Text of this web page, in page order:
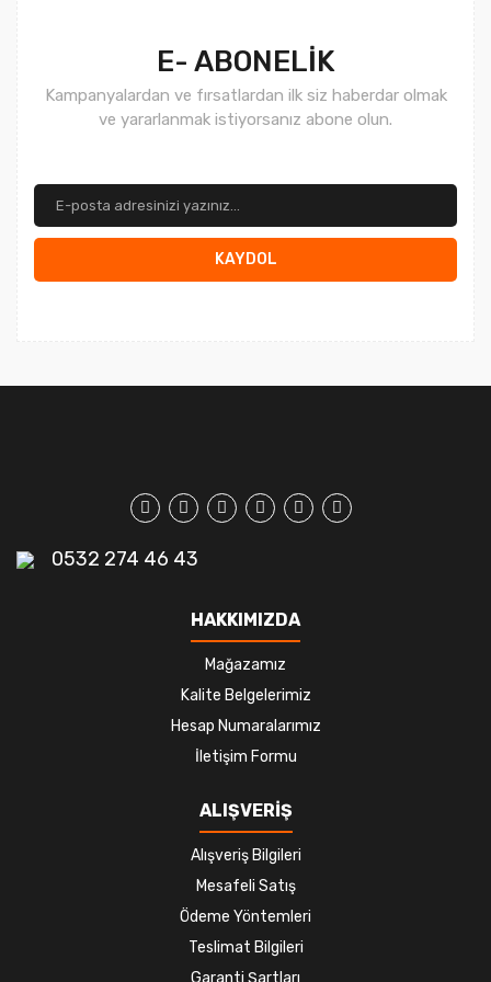
E- ABONELİK
Kampanyalardan ve fırsatlardan ilk siz haberdar olmak
ve yararlanmak istiyorsanız abone olun.
KAYDOL
0532 274 46 43
HAKKIMIZDA
Mağazamız
Kalite Belgelerimiz
Hesap Numaralarımız
İletişim Formu
ALIŞVERİŞ
Alışveriş Bilgileri
Mesafeli Satış
Ödeme Yöntemleri
Teslimat Bilgileri
Garanti Şartları